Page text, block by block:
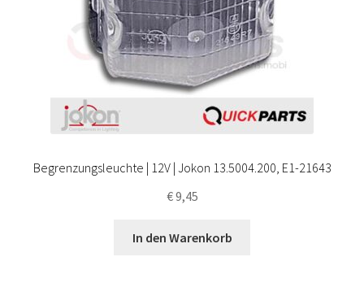
Begrenzungsleuchte | 12V | Jokon 13.5004.200, E1-21643
€9,45
In den Warenkorb